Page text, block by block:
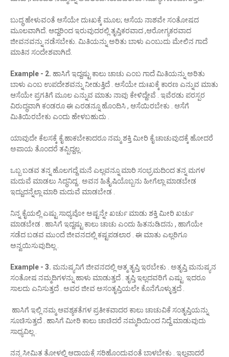
ಬುದ್ಧ ಹೇಳುವಂತೆ ಆಸೆಯೇ ದುಃಖಕ್ಕೆ ಮೂಲ; ಆಸೆಯ ನಾಶವೇ ಸಂತೋಷದ
ಮೂಲವಾಗಿದೆ. ಆದ್ದರಿಂದ ಇರುವುದರಲ್ಲಿ ತೃಪ್ತಿಕರವಾದ ,ಆರೋಗ್ಯಕರವಾದ
ಜೀವನವನ್ನು ನಡೆಸಬೇಕು. ಮಿತಿಯನ್ನು ಅರಿತು ಬಾಳು ಎಂಬುದು ಮೇಲಿನ ಗಾದೆ
ಮಾತಿನ ಸಂದೇಶವಾಗಿದೆ.
Example - 2. ಹಾಸಿಗೆ ಇದ್ದಷ್ಟು ಕಾಲು ಚಾಚು ಎಂಬ ಗಾದೆ ಮಿತಿಯನ್ನು ಅರಿತು
ಬಾಳು ಎಂಬ ಉಪದೇಶವನ್ನು ನೀಡುತ್ತಿದೆ . ಆಸೆಯೇ ದುಃಖಕ್ಕೆ ಕಾರಣ ಎನ್ನುವ ಮಾತು
ಆಸೆಯೇ ಪ್ರಗತಿಗೆ ಮೂಲ ಎನ್ನುವ ಮಾತು ನಾವು ಕೇಳಿದ್ದೇವೆ . ಇವೆರಡು ಪರಸ್ಪರ
ವಿರುದ್ಧವಾಗಿ ಕಂಡರೂ ಈ ಎರಡನ್ನೂ ಹೊಂದಿಸಿ , ಆಸೆಯಿರಬೇಕು . ಆಸೆಗೆ
ಮಿತಿಯಿರಬೇಕು ಎಂದು ಹೇಳಬಹುದು .
ಯಾವುದೇ ಕೆಲಸಕ್ಕೆ ಕೈ ಹಾಕಬೇಕಾದರೂ ನಮ್ಮ ಶಕ್ತಿ ಮೀರಿ ಕೈ ಚಾಚುವುದಕ್ಕೆ ಹೋದರೆ
ಅಪಾಯ ತೊಂದರೆ ತಪ್ಪಿದ್ದಲ್ಲ .
ಒಬ್ಬ ಬಡವ ತನ್ನ ಹೊಲಗದ್ದೆ ಮನೆ ಎಲ್ಲವನ್ನೂ ಮಾರಿ ಸಂಭ್ರಮದಿಂದ ತನ್ನ ಮಗಳ
ಮದುವೆ ಮಾಡಲು ಸಿದ್ಧನಿದ್ದ . ಅವನ ಹಿತೈಷಿಯೊಬ್ಬನು ಹೀಗೆಲ್ಲಾ ಮಾಡಬೇಡ
ಇದ್ದುದನ್ನೆಲ್ಲಾ ಮಾರಿ ಮದುವೆ ಮಾಡಬೇಡ .
ನಿನ್ನ ಕೈಯಲ್ಲಿ ಎಷ್ಟು ಸಾಧ್ಯವೋ ಅಷ್ಟನ್ನೇ ಖರ್ಚು ಮಾಡು ಶಕ್ತಿ ಮೀರಿ ಖರ್ಚು
ಮಾಡಬೇಡ . ಹಾಸಿಗೆ ಇದ್ದಷ್ಟು ಕಾಲು ಚಾಚು ಎಂದು ಹಿತನುಡಿದನು , ಹಾಗೆಯೇ
ಸಡೆದ ಬಡವ ಮುಂದೆ ಜೀವನದಲ್ಲಿ ಕಷ್ಟಪಡಲಾರ . ಈ ಮಾತು ಎಲ್ಲರಿಗೂ
ಅನ್ವಯಿಸುವುದಿಲ್ಲ .
Example - 3. ಮನುಷ್ಯನಿಗೆ ಜೀವನದಲ್ಲಿ ಆತ್ಮ ತೃಪ್ತಿ ಇರಬೇಕು . ಅತೃಪ್ತಿ ಮನುಷ್ಯನ
ಸಂತೋಷ ನಮ್ಮದಿಗಳನ್ನು ಹಾಳು ಮಾಡುತ್ತದೆ . ತೃಪ್ತಿ ಇಲ್ಲದವರಿಗೆ ಎಷ್ಟು ಇದರೂ
ಸಾಲದು ಎನಿಸುತ್ತದೆ . ಅವರ ಜೀವ ಅಸಂತೃಪ್ತಿಯಲೇ ಕೊನೆಗೊಳ್ಳುತ್ತದೆ .
ಹಾಸಿಗೆ ಇಲ್ಲಿ ನಮ್ಮ ಆವಶ್ಯಕತೆಗಳ ಪ್ರತೀಕವಾದರ ಕಾಲು ಚಾಚುವಿಕೆ ಸಂತೃಪ್ತಿಯನ್ನು
ಸೂಚಿಸುತ್ತದೆ . ಹಾಸಿಗೆ ಮೀರಿ ಕಾಲು ಚಾಚಿದರೆ ನಮ್ಮದಿಯಿಂದ ನಿದ್ದೆ ಮಾಡುವುದು
ಸಾಧ್ಯವಿಲ್ಲ .
ನನ್ನ ಸೀಮಿತ ತೋಳಲ್ಲಿ ಆದಾಯಕ್ಕೆ ಸರಿಹೊಂದುವಂತೆ ಬಾಳಬೇಕು . ಇಲ್ಲವಾದರೆ